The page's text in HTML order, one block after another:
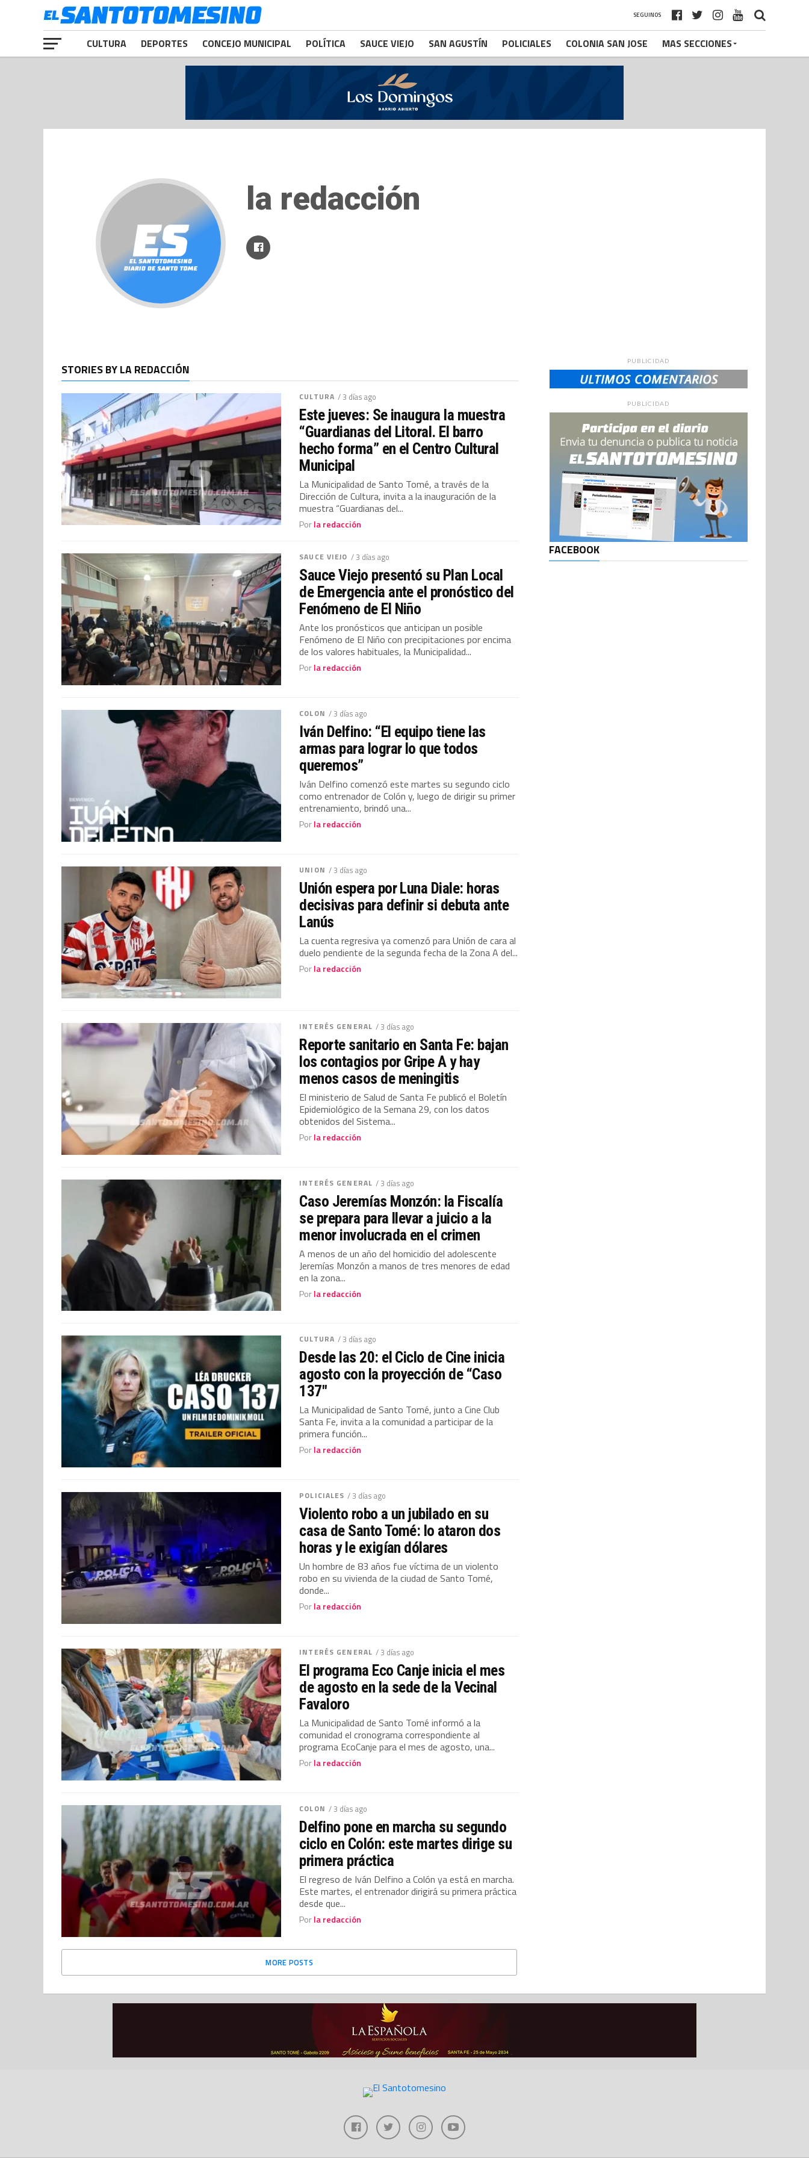
SEGUINOS
CULTURA DEPORTES CONCEJO MUNICIPAL POLÍTICA SAUCE VIEJO SAN AGUSTÍN POLICIALES COLONIA SAN JOSE MAS SECCIONES
la redacción
STORIES BY LA REDACCIÓN
CULTURA / 3 días ago
Este jueves: Se inaugura la muestra
“Guardianas del Litoral. El barro
hecho forma” en el Centro Cultural
Municipal
La Municipalidad de Santo Tomé, a través de la
Dirección de Cultura, invita a la inauguración de la
muestra “Guardianas del...
Porla redacción
SAUCE VIEJO / 3 días ago
Sauce Viejo presentó su Plan Local
de Emergencia ante el pronóstico del
Fenómeno de El Niño
Ante los pronósticos que anticipan un posible
Fenómeno de El Niño con precipitaciones por encima
de los valores habituales, la Municipalidad...
Porla redacción
COLON / 3 días ago
Iván Delfino: “El equipo tiene las
armas para lograr lo que todos
queremos”
Iván Delfino comenzó este martes su segundo ciclo
como entrenador de Colón y, luego de dirigir su primer
entrenamiento, brindó una...
Porla redacción
UNION / 3 días ago
Unión espera por Luna Diale: horas
decisivas para definir si debuta ante
Lanús
La cuenta regresiva ya comenzó para Unión de cara al
duelo pendiente de la segunda fecha de la Zona A del...
Porla redacción
INTERÉS GENERAL / 3 días ago
Reporte sanitario en Santa Fe: bajan
los contagios por Gripe A y hay
menos casos de meningitis
El ministerio de Salud de Santa Fe publicó el Boletín
Epidemiológico de la Semana 29, con los datos
obtenidos del Sistema...
Porla redacción
INTERÉS GENERAL / 3 días ago
Caso Jeremías Monzón: la Fiscalía
se prepara para llevar a juicio a la
menor involucrada en el crimen
A menos de un año del homicidio del adolescente
Jeremías Monzón a manos de tres menores de edad
en la zona...
Porla redacción
CULTURA / 3 días ago
Desde las 20: el Ciclo de Cine inicia
agosto con la proyección de “Caso
137″
La Municipalidad de Santo Tomé, junto a Cine Club
Santa Fe, invita a la comunidad a participar de la
primera función...
Porla redacción
POLICIALES / 3 días ago
Violento robo a un jubilado en su
casa de Santo Tomé: lo ataron dos
horas y le exigían dólares
Un hombre de 83 años fue víctima de un violento
robo en su vivienda de la ciudad de Santo Tomé,
donde...
Porla redacción
INTERÉS GENERAL / 3 días ago
El programa Eco Canje inicia el mes
de agosto en la sede de la Vecinal
Favaloro
La Municipalidad de Santo Tomé informó a la
comunidad el cronograma correspondiente al
programa EcoCanje para el mes de agosto, una...
Porla redacción
COLON / 3 días ago
Delfino pone en marcha su segundo
ciclo en Colón: este martes dirige su
primera práctica
El regreso de Iván Delfino a Colón ya está en marcha.
Este martes, el entrenador dirigirá su primera práctica
desde que...
Porla redacción
MORE POSTS
PUBLICIDAD
PUBLICIDAD
FACEBOOK